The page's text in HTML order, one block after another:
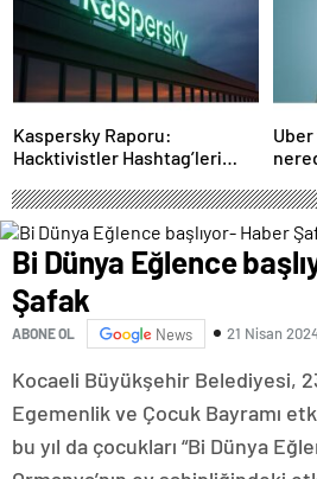
Kaspersky Raporu:
Hacktivistler Hashtag’leri
Kullanıyor, 2025’te
Saldırılarda DDoS Öne
Çıkıyor- Haber Şafak
Bi Dünya Eğlence
Şafak
ABONE OL News 21 Nisan
Kocaeli Büyükşehir Belediyesi,
Egemenlik ve Çocuk Bayramı
bu yıl da çocukları “Bi Dünya